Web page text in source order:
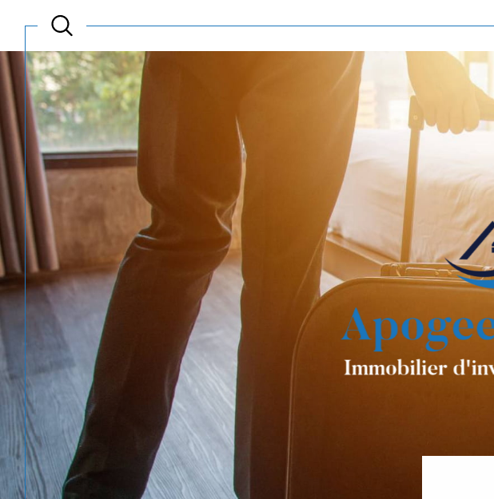
de l'ancien
Estimer
Voir